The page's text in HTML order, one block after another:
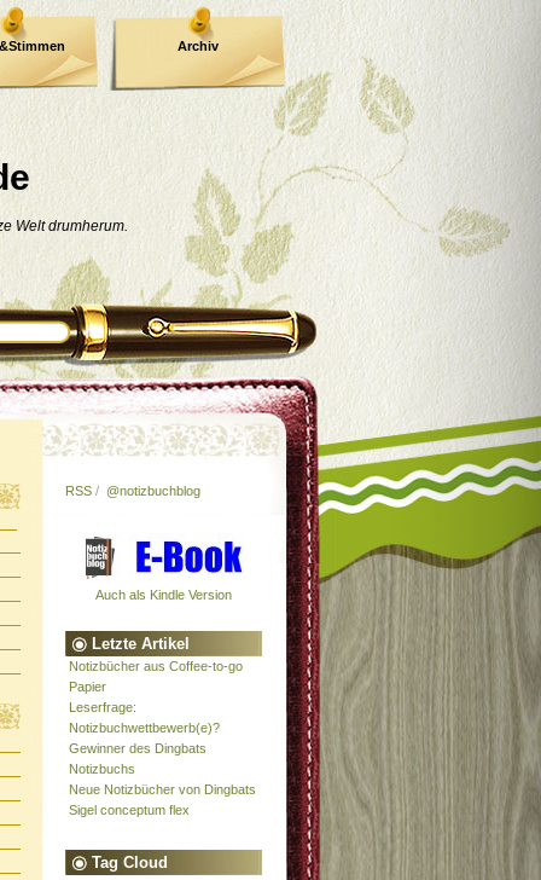
Welt drumherum.
Archiv
RSS / @notizbuchblog
Auch als Kindle Version
Letzte Artikel
Notizbücher aus Coffee-to-go
Papier
Leserfrage:
Notizbuchwettbewerb(e)?
Gewinner des Dingbats
Notizbuchs
Neue Notizbücher von Dingbats
Sigel conceptum flex
Tag Cloud